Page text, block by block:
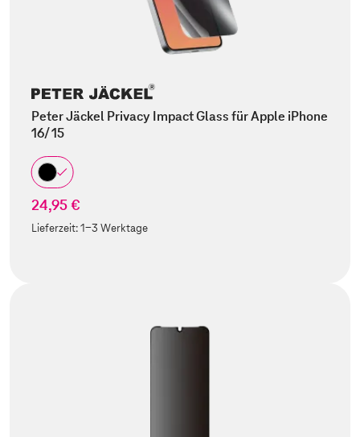
Peter Jäckel Privacy Impact Glass für Apple iPhone
16/ 15
24,95 €
Lieferzeit:1-3 Werktage